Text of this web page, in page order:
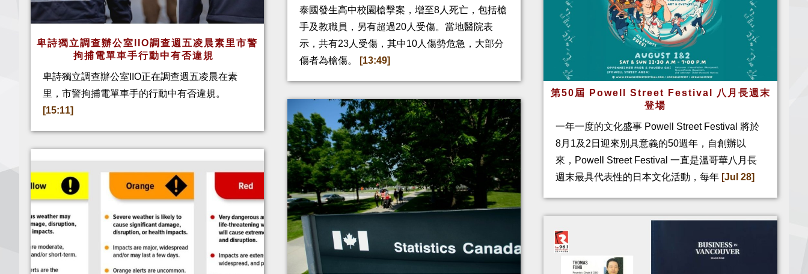
卑詩獨立調查辦公室IIO調查週五凌晨素里市警
拘捕電單車手行動中有否違規
卑詩獨立調查辦公室IIO正在調查週五凌晨在素
里，市警拘捕電單車手的行動中有否違規。
[15:11]
泰國發生高中校園槍擊案，增至8人死亡，包括槍
手及教職員，另有超過20人受傷。當地醫院表
示，共有23人受傷，其中10人傷勢危急，大部分
傷者為槍傷。
[13:49]
第50屆 Powell Street Festival 八月長週末
登場
一年一度的文化盛事 Powell Street Festival 將於
8月1及2日迎來別具意義的50週年，自創辦以
來，Powell Street Festival 一直是溫哥華八月長
週末最具代表性的日本文化活動，每年 [Jul 28]